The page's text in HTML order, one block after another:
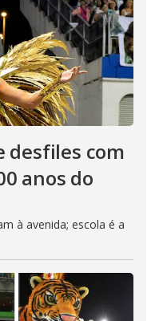
desfiles com
anos do
à avenida; escola é a